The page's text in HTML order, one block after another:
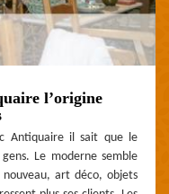
l’origine
Antiquaire il sait que le
Le moderne semble
art déco, objets